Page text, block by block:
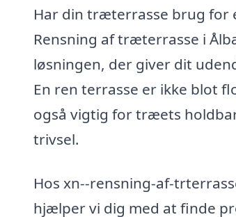
Har din træterrasse brug for
Rensning af træterrasse i
løsningen, der giver dit
En ren terrasse er ikke blot
også vigtig for træets
trivsel.
Hos xn--rensning-af-
hjælper vi dig med at finde